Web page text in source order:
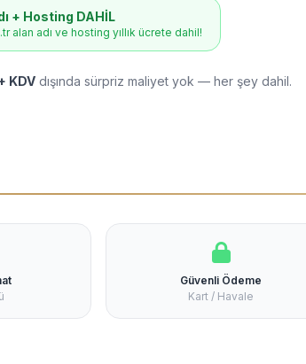
+ Hosting DAHİL
alan adı ve hosting yıllık ücrete dahil!
KDV dışında sürpriz maliyet yok — her şey dahil.
Güvenli Ödeme
Kart / Havale